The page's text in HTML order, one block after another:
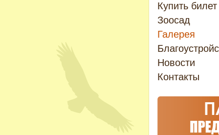
Купить билет
Зоосад
Галерея
Новости
Контакты